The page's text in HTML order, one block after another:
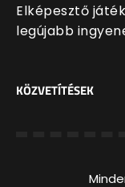
Elképesztő
legújabb
KÖZVETÍTÉSEK